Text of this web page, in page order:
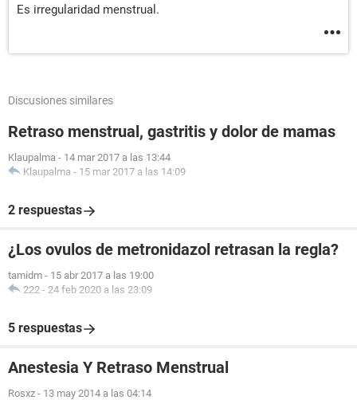
Es irregularidad menstrual.
Discusiones similares
Retraso menstrual, gastritis y dolor de mamas
Klaupalma - 14 mar 2017 a las 13:44
Klaupalma - 15 mar 2017 a las 14:09
2 respuestas
¿Los ovulos de metronidazol retrasan la regla?
tamidm - 15 abr 2017 a las 19:00
222 - 24 feb 2020 a las 23:09
5 respuestas
Anestesia Y Retraso Menstrual
Rosxz - 13 may 2014 a las 04:14